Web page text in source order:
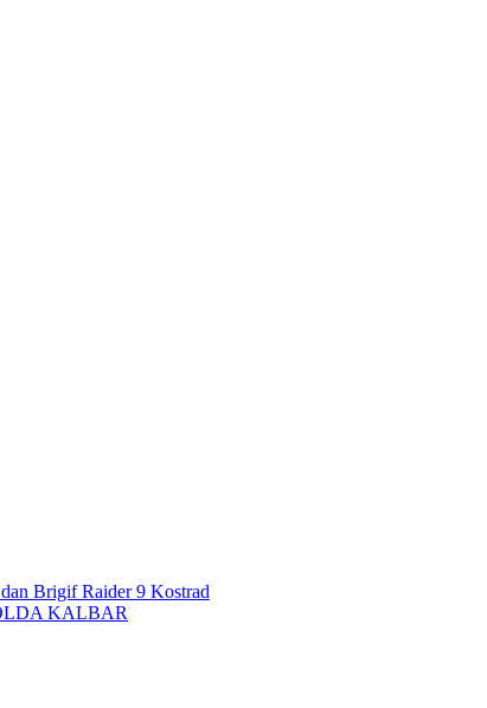
Brigif Raider 9 Kostrad
KALBAR